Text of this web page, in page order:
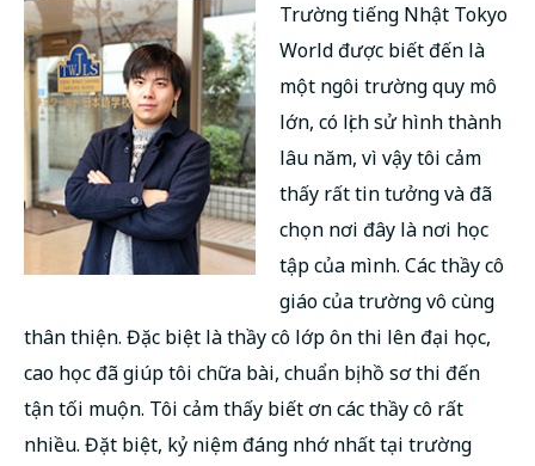
Trường tiếng Nhật Tokyo
World được biết đến là
một ngôi trường quy mô
lớn, có lịch sử hình thành
lâu năm, vì vậy tôi cảm
thấy rất tin tưởng và đã
chọn nơi đây là nơi học
tập của mình. Các thầy cô
giáo của trường vô cùng
thân thiện. Đặc biệt là thầy cô lớp ôn thi lên đại học,
cao học đã giúp tôi chữa bài, chuẩn bị hồ sơ thi đến
tận tối muộn. Tôi cảm thấy biết ơn các thầy cô rất
nhiều. Đặt biệt, kỷ niệm đáng nhớ nhất tại trường